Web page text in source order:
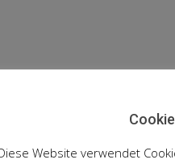
Website verwendet